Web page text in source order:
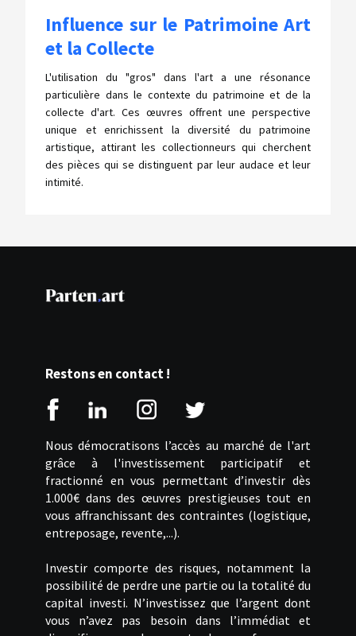
Influence sur le Patrimoine Art
et la Collecte
L'utilisation du "gros" dans l'art a une résonance
particulière dans le contexte du patrimoine et de la
collecte d'art. Ces œuvres offrent une perspective
unique et enrichissent la diversité du patrimoine
artistique, attirant les collectionneurs qui cherchent
des pièces qui se distinguent par leur audace et leur
intimité.
Restons en contact !
Nous démocratisons l’accès au marché de l'art
grâce à l'investissement participatif et
fractionné en vous permettant d’investir dès
1.000€ dans des œuvres prestigieuses tout en
vous affranchissant des contraintes (logistique,
entreposage, revente,...).
Investir comporte des risques, notamment la
possibilité de perdre une partie ou la totalité du
capital investi. N’investissez que l’argent dont
vous n’avez pas besoin dans l’immédiat et